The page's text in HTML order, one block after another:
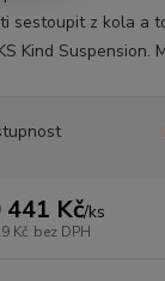
sestoupit z kola a
Kind Suspension.
441 Kč/ks
Kč bez DPH